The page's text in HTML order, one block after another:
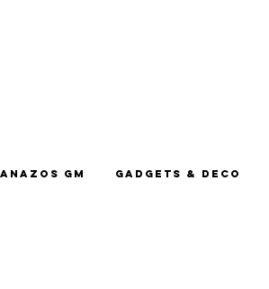
GM Gadgets & Deco